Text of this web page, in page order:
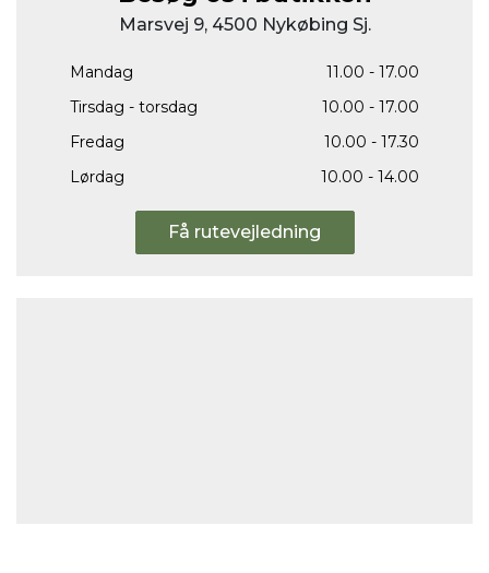
Marsvej 9, 4500 Nykøbing Sj.
Mandag
11.00 - 17.00
Tirsdag - torsdag
10.00 - 17.00
Fredag
10.00 - 17.30
Lørdag
10.00 - 14.00
Få rutevejledning